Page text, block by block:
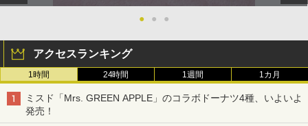
● ● ●
アクセスランキング
1時間 24時間 1週間 1カ月
ミスド「Mrs. GREEN APPLE」のコラボドーナツ4種、いよいよ
発売！